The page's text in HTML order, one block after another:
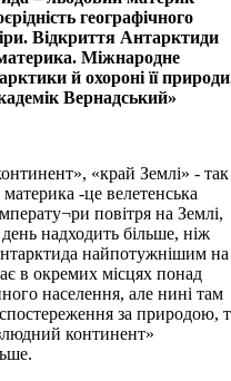
географічного
Відкриття Антарктиди
Міжнародне
й охороні її
Вернадський»
«край Землі» - так
-це велетенська
повітря на Землі,
надходить більше, ніж
найпотужнішим на
в окремих місцях понад
населення, але нині там
за природою,
континент»